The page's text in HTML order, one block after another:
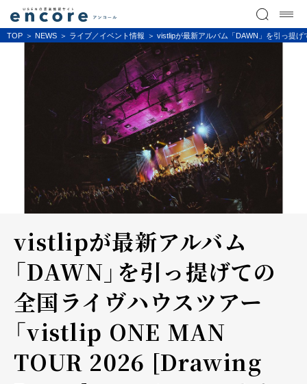
TOP NEWS ライブ／イベント情報 vistlipが最新アルバム「DAWN」を引っ提
vistlipが最新アルバム
「DAWN」を引っ提げての
全国ライヴハウスツアー
「vistlip ONE MAN
TOUR 2026 [Drawing